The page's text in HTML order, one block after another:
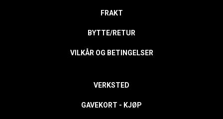
FRAKT
BYTTE/RETUR
VILKÅR OG BETINGELSER
VERKSTED
GAVEKORT - KJØP